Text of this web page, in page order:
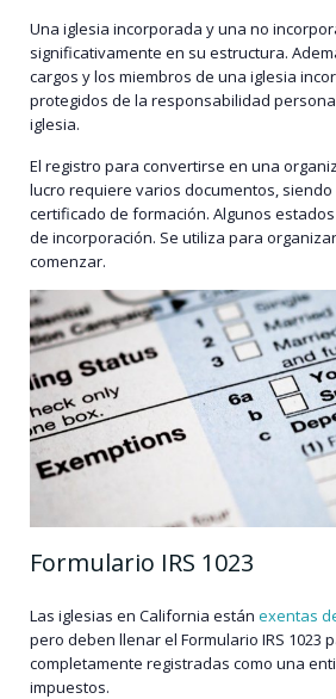
Una iglesia incorporada y una no
significativamente en su estructura.
cargos y los miembros de una iglesia
protegidos de la responsabilidad
iglesia.
El registro para convertirse en una
lucro requiere varios documentos, siendo
certificado de formación. Algunos
de incorporación. Se utiliza para
comenzar.
Formulario IRS 1023
Las iglesias en California están exentas
pero deben llenar el Formulario IRS 1023
completamente registradas como una
impuestos.